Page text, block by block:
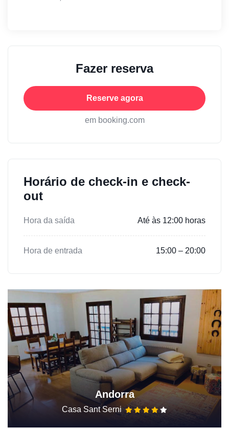
Fazer reserva
Reserve agora
em booking.com
Horário de check-in e check-
out
Hora da saída Até às 12:00 horas
Hora de entrada 15:00 – 20:00
Andorra
Casa Sant Serni